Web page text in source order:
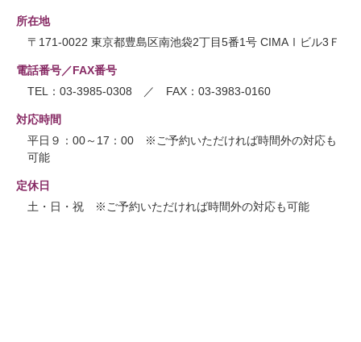
所在地
〒171-0022 東京都豊島区南池袋2丁目5番1号 CIMAⅠビル3Ｆ
電話番号／FAX番号
TEL：03-3985-0308 ／ FAX：03-3983-0160
対応時間
平日９：00～17：00 ※ご予約いただければ時間外の対応も
可能
定休日
土・日・祝 ※ご予約いただければ時間外の対応も可能